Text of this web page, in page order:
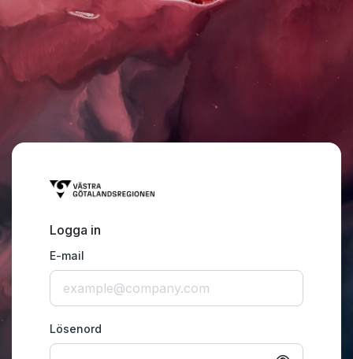
Logga in
E-mail
Lösenord